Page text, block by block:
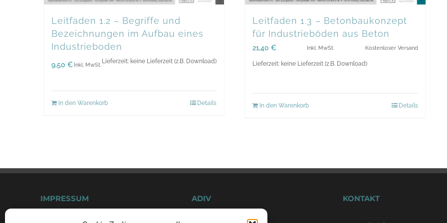
Leitfaden 1.2 – Begriffe und
Bezeichnungen im Aufbau eines
Industrieboden
9,50 € Inkl. MwSt. Lieferzeit: keine Lieferzeit (z.B. Download)
In den Warenkorb Details
Leitfaden 1.3 – Betonbaukonzept
für Industrieböden aus Beton
21,40€ Inkl. MwSt. Kostenloser Versand
Lieferzeit: keine Lieferzeit (z.B. Download)
In den Warenkorb Details
IMPRESSUM ADIV KONTAKT